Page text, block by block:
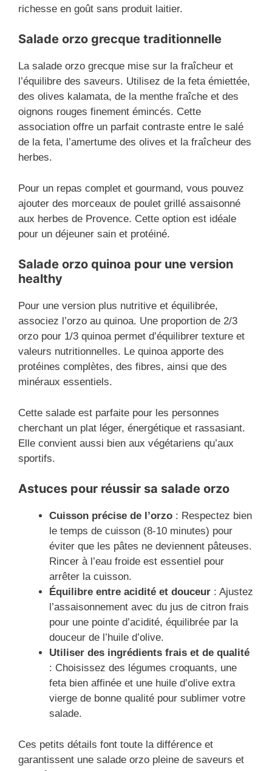
richesse en goût sans produit laitier.
Salade orzo grecque traditionnelle
La salade orzo grecque mise sur la fraîcheur et
l’équilibre des saveurs. Utilisez de la feta émiettée,
des olives kalamata, de la menthe fraîche et des
oignons rouges finement émincés. Cette
association offre un parfait contraste entre le salé
de la feta, l’amertume des olives et la fraîcheur des
herbes.
Pour un repas complet et gourmand, vous pouvez
ajouter des morceaux de poulet grillé assaisonné
aux herbes de Provence. Cette option est idéale
pour un déjeuner sain et protéiné.
Salade orzo quinoa pour une version
healthy
Pour une version plus nutritive et équilibrée,
associez l’orzo au quinoa. Une proportion de 2/3
orzo pour 1/3 quinoa permet d’équilibrer texture et
valeurs nutritionnelles. Le quinoa apporte des
protéines complètes, des fibres, ainsi que des
minéraux essentiels.
Cette salade est parfaite pour les personnes
cherchant un plat léger, énergétique et rassasiant.
Elle convient aussi bien aux végétariens qu’aux
sportifs.
Astuces pour réussir sa salade orzo
Cuisson précise de l’orzo : Respectez bien
le temps de cuisson (8-10 minutes) pour
éviter que les pâtes ne deviennent pâteuses.
Rincer à l’eau froide est essentiel pour
arrêter la cuisson.
Équilibre entre acidité et douceur : Ajustez
l’assaisonnement avec du jus de citron frais
pour une pointe d’acidité, équilibrée par la
douceur de l’huile d’olive.
Utiliser des ingrédients frais et de qualité
: Choisissez des légumes croquants, une
feta bien affinée et une huile d’olive extra
vierge de bonne qualité pour sublimer votre
salade.
Ces petits détails font toute la différence et
garantissent une salade orzo pleine de saveurs et